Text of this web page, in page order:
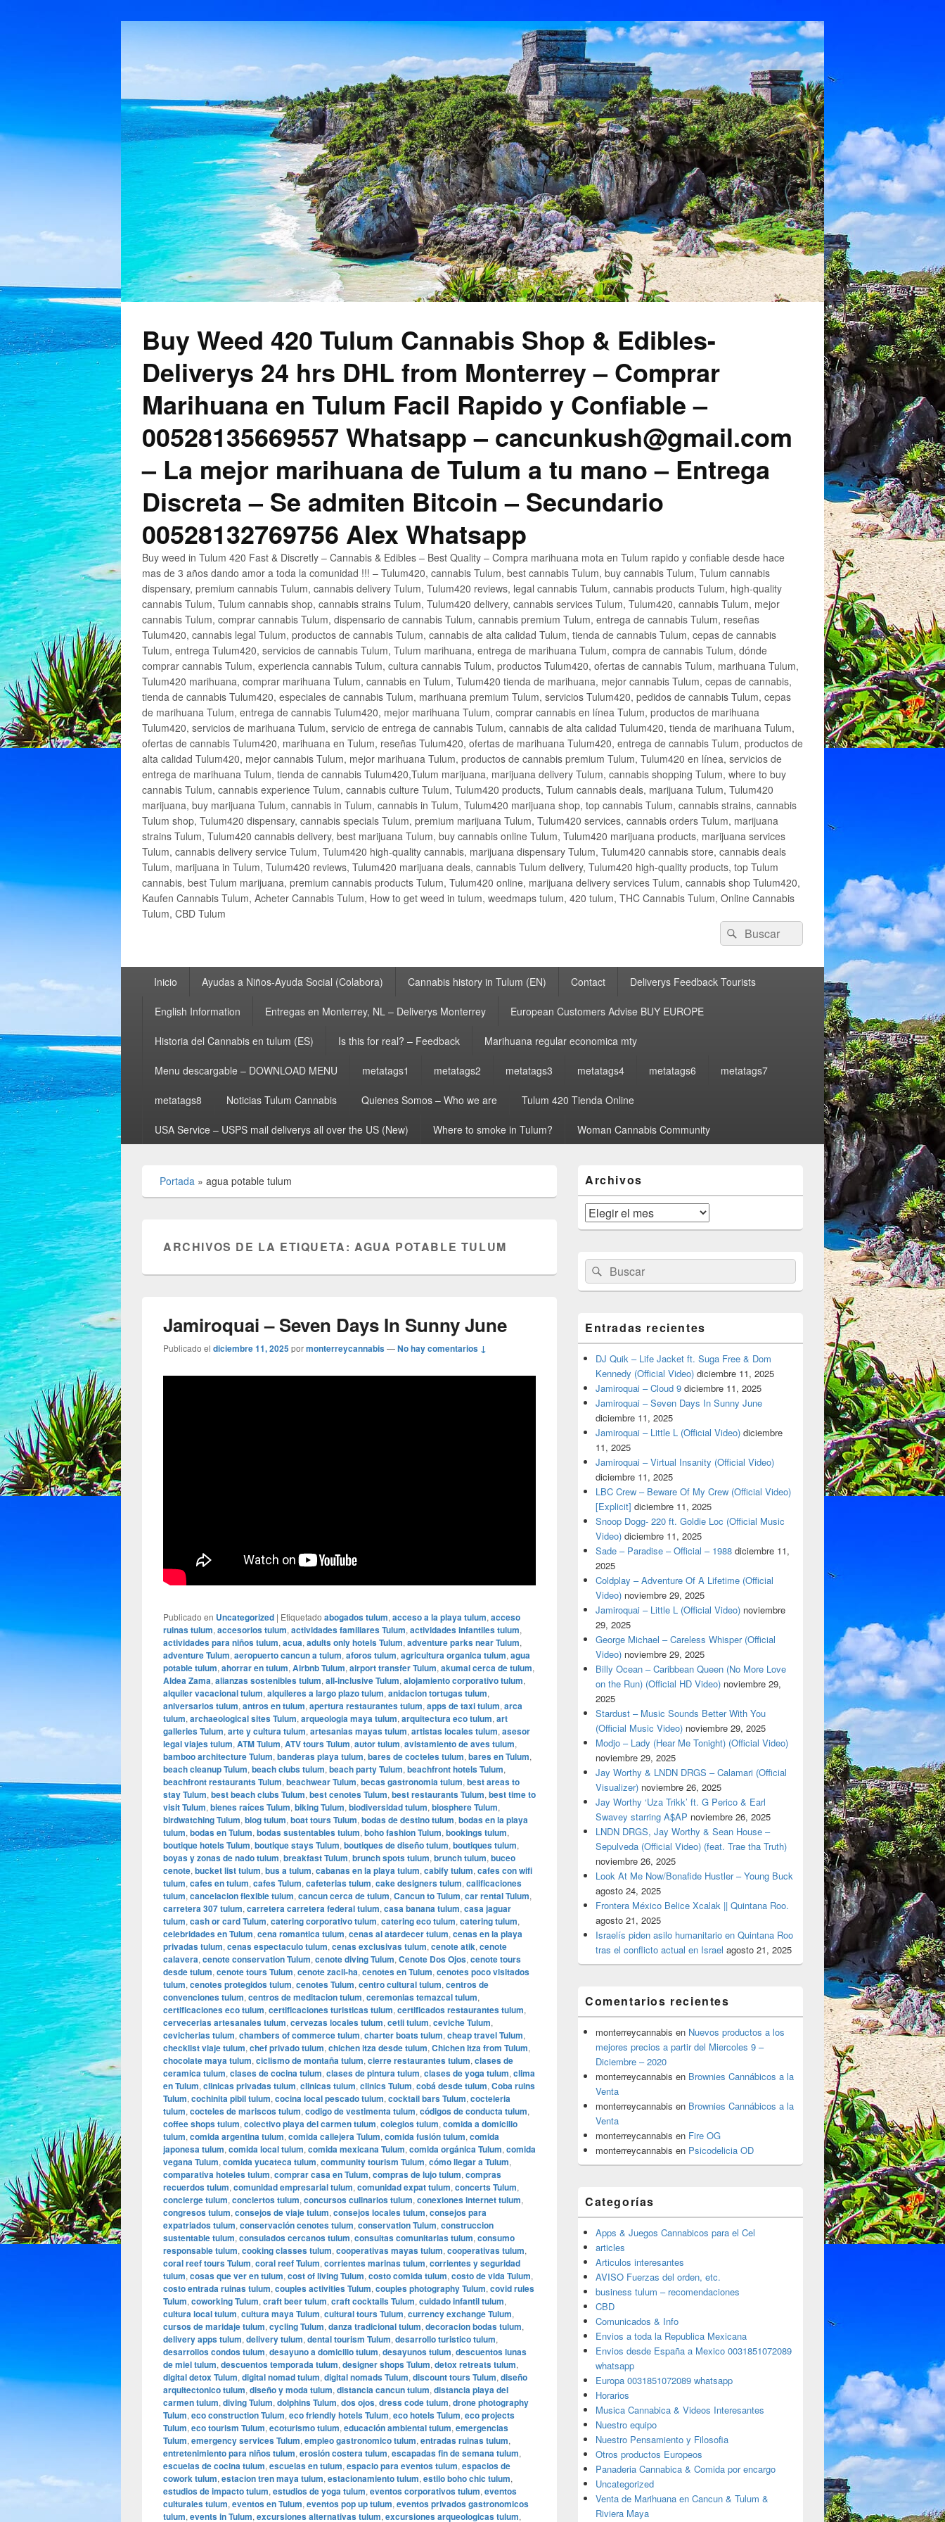
Buy Weed 420 Tulum Cannabis Shop & Edibles-
Deliverys 24 hrs DHL from Monterrey – Comprar
Marihuana en Tulum Facil Rapido y Confiable –
00528135669557 Whatsapp – cancunkush@gmail.com
– La mejor marihuana de Tulum a tu mano – Entrega
Discreta – Se admiten Bitcoin – Secundario
00528132769756 Alex Whatsapp
Buy weed in Tulum 420 Fast & Discretly – Cannabis & Edibles – Best Quality – Compra marihuana mota en Tulum rapido y confiable desde hace
mas de 3 años dando amor a toda la comunidad !!! – Tulum420, cannabis Tulum, best cannabis Tulum, buy cannabis Tulum, Tulum cannabis
dispensary, premium cannabis Tulum, cannabis delivery Tulum, Tulum420 reviews, legal cannabis Tulum, cannabis products Tulum, high-quality
cannabis Tulum, Tulum cannabis shop, cannabis strains Tulum, Tulum420 delivery, cannabis services Tulum, Tulum420, cannabis Tulum, mejor
cannabis Tulum, comprar cannabis Tulum, dispensario de cannabis Tulum, cannabis premium Tulum, entrega de cannabis Tulum, reseñas
Tulum420, cannabis legal Tulum, productos de cannabis Tulum, cannabis de alta calidad Tulum, tienda de cannabis Tulum, cepas de cannabis
Tulum, entrega Tulum420, servicios de cannabis Tulum, Tulum marihuana, entrega de marihuana Tulum, compra de cannabis Tulum, dónde
comprar cannabis Tulum, experiencia cannabis Tulum, cultura cannabis Tulum, productos Tulum420, ofertas de cannabis Tulum, marihuana Tulum,
Tulum420 marihuana, comprar marihuana Tulum, cannabis en Tulum, Tulum420 tienda de marihuana, mejor cannabis Tulum, cepas de cannabis,
tienda de cannabis Tulum420, especiales de cannabis Tulum, marihuana premium Tulum, servicios Tulum420, pedidos de cannabis Tulum, cepas
de marihuana Tulum, entrega de cannabis Tulum420, mejor marihuana Tulum, comprar cannabis en línea Tulum, productos de marihuana
Tulum420, servicios de marihuana Tulum, servicio de entrega de cannabis Tulum, cannabis de alta calidad Tulum420, tienda de marihuana Tulum,
ofertas de cannabis Tulum420, marihuana en Tulum, reseñas Tulum420, ofertas de marihuana Tulum420, entrega de cannabis Tulum, productos de
alta calidad Tulum420, mejor cannabis Tulum, mejor marihuana Tulum, productos de cannabis premium Tulum, Tulum420 en línea, servicios de
entrega de marihuana Tulum, tienda de cannabis Tulum420,Tulum marijuana, marijuana delivery Tulum, cannabis shopping Tulum, where to buy
cannabis Tulum, cannabis experience Tulum, cannabis culture Tulum, Tulum420 products, Tulum cannabis deals, marijuana Tulum, Tulum420
marijuana, buy marijuana Tulum, cannabis in Tulum, cannabis in Tulum, Tulum420 marijuana shop, top cannabis Tulum, cannabis strains, cannabis
Tulum shop, Tulum420 dispensary, cannabis specials Tulum, premium marijuana Tulum, Tulum420 services, cannabis orders Tulum, marijuana
strains Tulum, Tulum420 cannabis delivery, best marijuana Tulum, buy cannabis online Tulum, Tulum420 marijuana products, marijuana services
Tulum, cannabis delivery service Tulum, Tulum420 high-quality cannabis, marijuana dispensary Tulum, Tulum420 cannabis store, cannabis deals
Tulum, marijuana in Tulum, Tulum420 reviews, Tulum420 marijuana deals, cannabis Tulum delivery, Tulum420 high-quality products, top Tulum
cannabis, best Tulum marijuana, premium cannabis products Tulum, Tulum420 online, marijuana delivery services Tulum, cannabis shop Tulum420,
Kaufen Cannabis Tulum, Acheter Cannabis Tulum, How to get weed in tulum, weedmaps tulum, 420 tulum, THC Cannabis Tulum, Online Cannabis
Tulum, CBD Tulum
Buscar
por:
Buscar
principalInicio Ayudas a Niños-Ayuda Social (Colabora) Cannabis history in Tulum (EN) Contact Deliverys Feedback Tourists
English Information Entregas en Monterrey, NL – Deliverys Monterrey European Customers Advise BUY EUROPE
Historia del Cannabis en tulum (ES) Is this for real? – Feedback Marihuana regular economica mty
Menu descargable – DOWNLOAD MENU metatags1 metatags2 metatags3 metatags4 metatags6 metatags7
metatags8 Noticias Tulum Cannabis Quienes Somos – Who we are Tulum 420 Tienda Online
USA Service – USPS mail deliverys all over the US (New) Where to smoke in Tulum? Woman Cannabis Community
Portada » agua potable tulum
ARCHIVOS DE LA ETIQUETA:AGUA POTABLE TULUM
Jamiroquai – Seven Days In Sunny June
Publicado el diciembre 11, 2025pormonterreycannabis—No hay comentarios ↓
Publicado en Uncategorized | Etiquetado abogados tulum, acceso a la playa tulum, acceso
ruinas tulum, accesorios tulum, actividades familiares Tulum, actividades infantiles tulum,
actividades para niños tulum, acua, adults only hotels Tulum, adventure parks near Tulum,
adventure Tulum, aeropuerto cancun a tulum, aforos tulum, agricultura organica tulum, agua
potable tulum, ahorrar en tulum, Airbnb Tulum, airport transfer Tulum, akumal cerca de tulum,
Aldea Zama, alianzas sostenibles tulum, all-inclusive Tulum, alojamiento corporativo tulum,
alquiler vacacional tulum, alquileres a largo plazo tulum, anidacion tortugas tulum,
aniversarios tulum, antros en tulum, apertura restaurantes tulum, apps de taxi tulum, arca
tulum, archaeological sites Tulum, arqueologia maya tulum, arquitectura eco tulum, art
galleries Tulum, arte y cultura tulum, artesanias mayas tulum, artistas locales tulum, asesor
legal viajes tulum, ATM Tulum, ATV tours Tulum, autor tulum, avistamiento de aves tulum,
bamboo architecture Tulum, banderas playa tulum, bares de cocteles tulum, bares en Tulum,
beach cleanup Tulum, beach clubs tulum, beach party Tulum, beachfront hotels Tulum,
beachfront restaurants Tulum, beachwear Tulum, becas gastronomia tulum, best areas to
stay Tulum, best beach clubs Tulum, best cenotes Tulum, best restaurants Tulum, best time to
visit Tulum, bienes raíces Tulum, biking Tulum, biodiversidad tulum, biosphere Tulum,
birdwatching Tulum, blog tulum, boat tours Tulum, bodas de destino tulum, bodas en la playa
tulum, bodas en Tulum, bodas sustentables tulum, boho fashion Tulum, bookings tulum,
boutique hotels Tulum, boutique stays Tulum, boutiques de diseño tulum, boutiques tulum,
boyas y zonas de nado tulum, breakfast Tulum, brunch spots tulum, brunch tulum, buceo
cenote, bucket list tulum, bus a tulum, cabanas en la playa tulum, cabify tulum, cafes con wifi
tulum, cafes en tulum, cafes Tulum, cafeterias tulum, cake designers tulum, calificaciones
tulum, cancelacion flexible tulum, cancun cerca de tulum, Cancun to Tulum, car rental Tulum,
carretera 307 tulum, carretera carretera federal tulum, casa banana tulum, casa jaguar
tulum, cash or card Tulum, catering corporativo tulum, catering eco tulum, catering tulum,
celebridades en Tulum, cena romantica tulum, cenas al atardecer tulum, cenas en la playa
privadas tulum, cenas espectaculo tulum, cenas exclusivas tulum, cenote atik, cenote
calavera, cenote conservation Tulum, cenote diving Tulum, Cenote Dos Ojos, cenote tours
desde tulum, cenote tours Tulum, cenote zacil-ha, cenotes en Tulum, cenotes poco visitados
tulum, cenotes protegidos tulum, cenotes Tulum, centro cultural tulum, centros de
convenciones tulum, centros de meditacion tulum, ceremonias temazcal tulum,
certificaciones eco tulum, certificaciones turisticas tulum, certificados restaurantes tulum,
cervecerias artesanales tulum, cervezas locales tulum, cetli tulum, ceviche Tulum,
cevicherias tulum, chambers of commerce tulum, charter boats tulum, cheap travel Tulum,
checklist viaje tulum, chef privado tulum, chichen itza desde tulum, Chichen Itza from Tulum,
chocolate maya tulum, ciclismo de montaña tulum, cierre restaurantes tulum, clases de
ceramica tulum, clases de cocina tulum, clases de pintura tulum, clases de yoga tulum, clima
en Tulum, clinicas privadas tulum, clinicas tulum, clinics Tulum, cobá desde tulum, Coba ruins
Tulum, cochinita pibil tulum, cocina local pescado tulum, cocktail bars Tulum, cocteleria
tulum, cocteles de mariscos tulum, codigo de vestimenta tulum, códigos de conducta tulum,
coffee shops tulum, colectivo playa del carmen tulum, colegios tulum, comida a domicilio
tulum, comida argentina tulum, comida callejera Tulum, comida fusión tulum, comida
japonesa tulum, comida local tulum, comida mexicana Tulum, comida orgánica Tulum, comida
vegana Tulum, comida yucateca tulum, community tourism Tulum, cómo llegar a Tulum,
comparativa hoteles tulum, comprar casa en Tulum, compras de lujo tulum, compras
recuerdos tulum, comunidad empresarial tulum, comunidad expat tulum, concerts Tulum,
concierge tulum, conciertos tulum, concursos culinarios tulum, conexiones internet tulum,
congresos tulum, consejos de viaje tulum, consejos locales tulum, consejos para
expatriados tulum, conservación cenotes tulum, conservation Tulum, construccion
sustentable tulum, consulados cercanos tulum, consultas comunitarias tulum, consumo
responsable tulum, cooking classes tulum, cooperativas mayas tulum, cooperativas tulum,
coral reef tours Tulum, coral reef Tulum, corrientes marinas tulum, corrientes y seguridad
tulum, cosas que ver en tulum, cost of living Tulum, costo comida tulum, costo de vida Tulum,
costo entrada ruinas tulum, couples activities Tulum, couples photography Tulum, covid rules
Tulum, coworking Tulum, craft beer tulum, craft cocktails Tulum, cuidado infantil tulum,
cultura local tulum, cultura maya Tulum, cultural tours Tulum, currency exchange Tulum,
cursos de maridaje tulum, cycling Tulum, danza tradicional tulum, decoracion bodas tulum,
delivery apps tulum, delivery tulum, dental tourism Tulum, desarrollo turistico tulum,
desarrollos condos tulum, desayuno a domicilio tulum, desayunos tulum, descuentos lunas
de miel tulum, descuentos temporada tulum, designer shops Tulum, detox retreats tulum,
digital detox Tulum, digital nomad tulum, digital nomads Tulum, discount tours Tulum, diseño
arquitectonico tulum, diseño y moda tulum, distancia cancun tulum, distancia playa del
carmen tulum, diving Tulum, dolphins Tulum, dos ojos, dress code tulum, drone photography
Tulum, eco construction Tulum, eco friendly hotels Tulum, eco hotels Tulum, eco projects
Tulum, eco tourism Tulum, ecoturismo tulum, educación ambiental tulum, emergencias
Tulum, emergency services Tulum, empleo gastronomico tulum, entradas ruinas tulum,
entretenimiento para niños tulum, erosión costera tulum, escapadas fin de semana tulum,
escuelas de cocina tulum, escuelas en tulum, espacio para eventos tulum, espacios de
cowork tulum, estacion tren maya tulum, estacionamiento tulum, estilo boho chic tulum,
estudios de impacto tulum, estudios de yoga tulum, eventos corporativos tulum, eventos
culturales tulum, eventos en Tulum, eventos pop up tulum, eventos privados gastronomicos
tulum, events in Tulum, excursiones alternativas tulum, excursiones arqueologicas tulum,
área
de
widget
barra
lateral
Archivos
Archivos
Buscar
por:
Buscar
Entradas recientes
DJ Quik – Life Jacket ft. Suga Free & Dom
Kennedy (Official Video) diciembre 11, 2025
Jamiroquai – Cloud 9 diciembre 11, 2025
Jamiroquai – Seven Days In Sunny June
diciembre 11, 2025
Jamiroquai – Little L (Official Video) diciembre
11, 2025
Jamiroquai – Virtual Insanity (Official Video)
diciembre 11, 2025
LBC Crew – Beware Of My Crew (Official Video)
[Explicit] diciembre 11, 2025
Snoop Dogg- 220 ft. Goldie Loc (Official Music
Video) diciembre 11, 2025
Sade – Paradise – Official – 1988 diciembre 11,
2025
Coldplay – Adventure Of A Lifetime (Official
Video) noviembre 29, 2025
Jamiroquai – Little L (Official Video) noviembre
29, 2025
George Michael – Careless Whisper (Official
Video) noviembre 29, 2025
Billy Ocean – Caribbean Queen (No More Love
on the Run) (Official HD Video) noviembre 29,
2025
Stardust – Music Sounds Better With You
(Official Music Video) noviembre 29, 2025
Modjo – Lady (Hear Me Tonight) (Official Video)
noviembre 29, 2025
Jay Worthy & LNDN DRGS – Calamari (Official
Visualizer) noviembre 26, 2025
Jay Worthy ‘Uza Trikk’ ft. G Perico & Earl
Swavey starring A$AP noviembre 26, 2025
LNDN DRGS, Jay Worthy & Sean House –
Sepulveda (Official Video) (feat. Trae tha Truth)
noviembre 26, 2025
Look At Me Now/Bonafide Hustler – Young Buck
agosto 24, 2025
Frontera México Belice Xcalak || Quintana Roo.
agosto 21, 2025
Israelís piden asilo humanitario en Quintana Roo
tras el conflicto actual en Israel agosto 21, 2025
Comentarios recientes
monterreycannabis en Nuevos productos a los
mejores precios a partir del Miercoles 9 –
Diciembre – 2020
monterreycannabis en Brownies Cannábicos a la
Venta
monterreycannabis en Brownies Cannábicos a la
Venta
monterreycannabis en Fire OG
monterreycannabis en Psicodelicia OD
Categorías
Apps & Juegos Cannabicos para el Cel
articles
Articulos interesantes
AVISO Fuerzas del orden, etc.
business tulum – recomendaciones
CBD
Comunicados & Info
Envios a toda la Republica Mexicana
Envios desde España a Mexico 0031851072089
whatsapp
Europa 0031851072089 whatsapp
Horarios
Musica Cannabica & Videos Interesantes
Nuestro equipo
Nuestro Pensamiento y Filosofia
Otros productos Europeos
Panaderia Cannabica & Comida por encargo
Uncategorized
Venta de Marihuana en Cancun & Tulum &
Riviera Maya